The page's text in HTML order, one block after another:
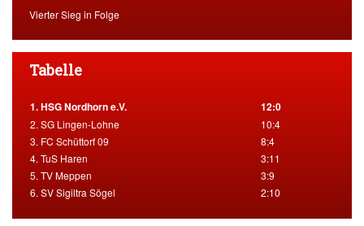
Vierter Sieg in Folge
Tabelle
1. HSG Nordhorn e.V. 12:0
2. SG Lingen-Lohne
10:4
3. FC Schüttorf 09
8:4
4. TuS Haren
3:11
5. TV Meppen
3:9
6. SV Sigiltra Sögel
2:10